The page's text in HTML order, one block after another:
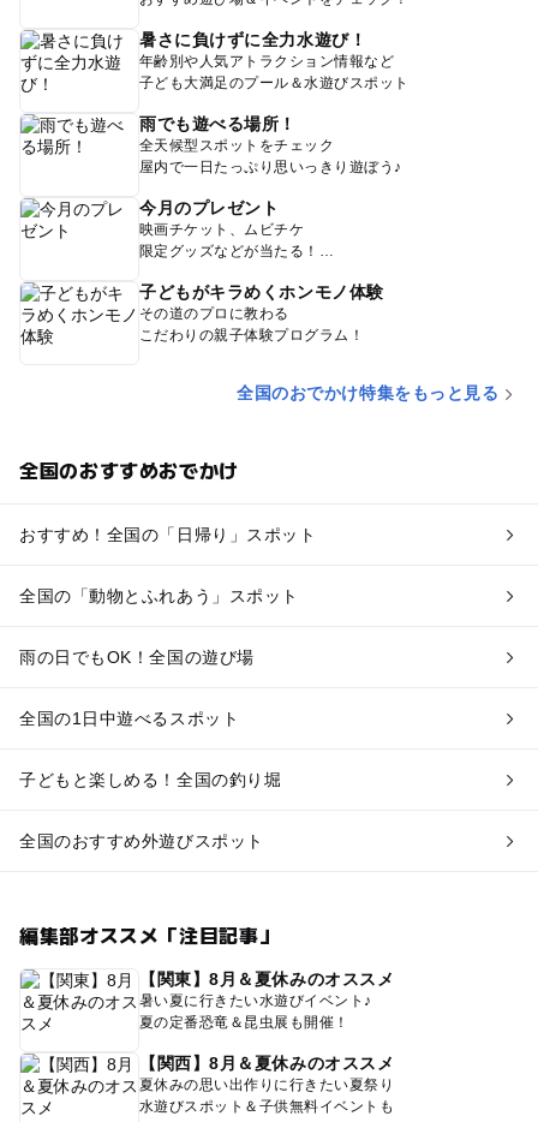
暑さに負けずに全力水遊び！
年齢別や人気アトラクション情報など
子ども大満足のプール＆水遊びスポット
雨でも遊べる場所！
全天候型スポットをチェック
屋内で一日たっぷり思いっきり遊ぼう♪
今月のプレゼント
映画チケット、ムビチケ
限定グッズなどが当たる！
子どもがキラめくホンモノ体験
その道のプロに教わる
こだわりの親子体験プログラム！
全国のおでかけ特集をもっと見る
全国のおすすめおでかけ
おすすめ！全国の「日帰り」スポット
全国の「動物とふれあう」スポット
雨の日でもOK！全国の遊び場
全国の1日中遊べるスポット
子どもと楽しめる！全国の釣り堀
全国のおすすめ外遊びスポット
編集部オススメ「注目記事」
【関東】8月＆夏休みのオススメ
暑い夏に行きたい水遊びイベント♪
夏の定番恐竜＆昆虫展も開催！
【関西】8月＆夏休みのオススメ
夏休みの思い出作りに行きたい夏祭り
水遊びスポット＆子供無料イベントも